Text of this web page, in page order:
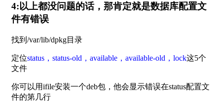
4:以上都没问题的话，那肯定就是数据库配置文
件有错误
找到/var/lib/dpkg目录
定位status，status-old，available，available-old，lock这5个
文件
你可以用ifile安装一个deb包，他会显示错误在status配置文
件的第几行